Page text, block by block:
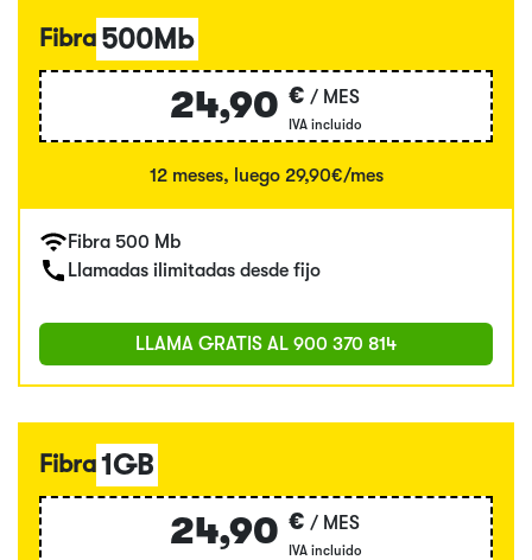
Fibra 500Mb
24,90 € / MES
IVA incluido
12 meses, luego 29,90€/mes
Fibra 500 Mb
Llamadas ilimitadas desde fijo
LLAMA GRATIS AL 900 370 814
Fibra1GB
24,90 € / MES
IVA incluido